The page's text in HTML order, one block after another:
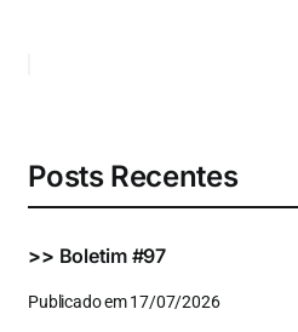
Eventos e Certificados
Posts Recentes
>> Boletim #97
Publicado em 17/07/2026